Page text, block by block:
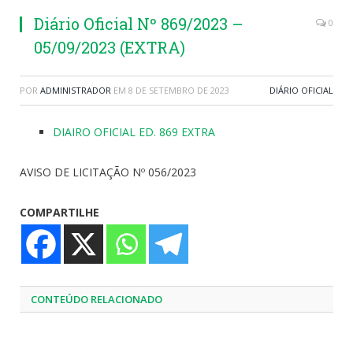
Diário Oficial Nº 869/2023 –
05/09/2023 (EXTRA)
0
POR ADMINISTRADOR EM 8 DE SETEMBRO DE 2023 DIÁRIO OFICIAL
DIAIRO OFICIAL ED. 869 EXTRA
AVISO DE LICITAÇÃO Nº 056/2023
COMPARTILHE
CONTEÚDO RELACIONADO